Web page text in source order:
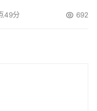
全光纤磁盘阵列系
过统一的管理软件
49分 692